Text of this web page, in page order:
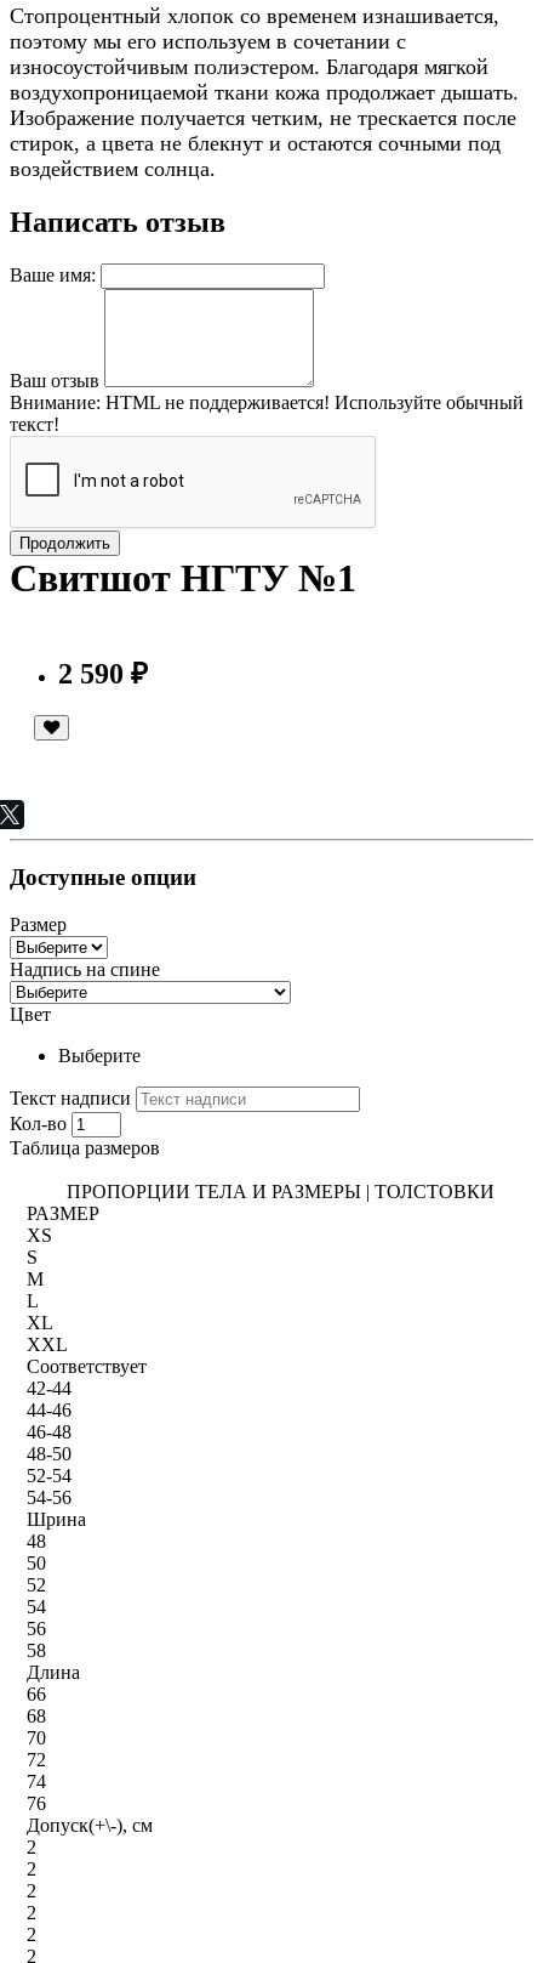
Стопроцентный хлопок со временем изнашивается,
поэтому мы его используем в сочетании с
износоустойчивым полиэстером. Благодаря мягкой
воздухопроницаемой ткани кожа продолжает дышать.
Изображение получается четким, не трескается после
стирок, а цвета не блекнут и остаются сочными под
воздействием солнца.
Написать отзыв
Ваше имя:
Ваш отзыв
Внимание: HTML не поддерживается! Используйте обычный
текст!
Продолжить
Свитшот НГТУ №1
2 590 ₽
Доступные опции
Размер
Надпись на спине
Цвет
Выберите
Текст надписи
Кол-во
Таблица размеров
ПРОПОРЦИИ ТЕЛА И РАЗМЕРЫ | ТОЛСТОВКИ
РАЗМЕР
XS
S
M
L
XL
XXL
Соответствует
42-44
44-46
46-48
48-50
52-54
54-56
Шрина
48
50
52
54
56
58
Длина
66
68
70
72
74
76
Допуск(+\-), см
2
2
2
2
2
2